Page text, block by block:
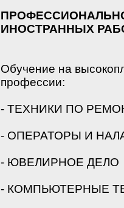
ИНОСТРАННЫХ
Обучение на
профессии:
- ТЕХНИКИ ПО
- ОПЕРАТОРЫ И
- ЮВЕЛИРНОЕ ДЕЛО
- КОМПЬЮТЕРНЫЕ